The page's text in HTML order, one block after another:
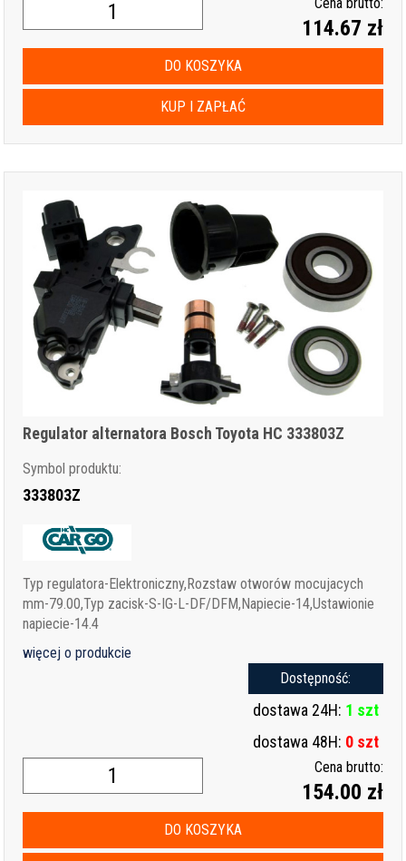
114.67 zł
DO KOSZYKA
KUP I ZAPŁAĆ
Regulator alternatora Bosch Toyota HC 333803Z
Symbol produktu:
333803Z
Typ regulatora-Elektroniczny,Rozstaw otworów mocujacych
mm-79.00,Typ zacisk-S-IG-L-DF/DFM,Napiecie-14,Ustawionie
napiecie-14.4
więcej o produkcie
Dostępność:
dostawa 24H: 1 szt
dostawa 48H: 0 szt
Cena brutto:
154.00 zł
DO KOSZYKA